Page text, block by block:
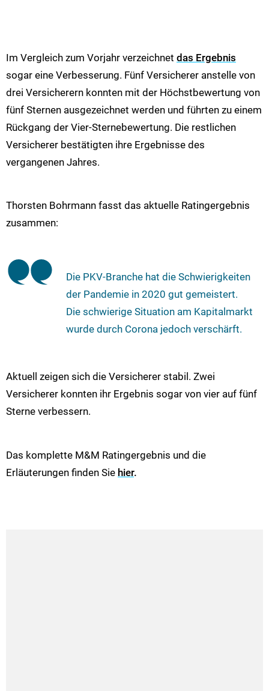
Im Vergleich zum Vorjahr verzeichnet das Ergebnis
sogar eine Verbesserung. Fünf Versicherer anstelle von
drei Versicherern konnten mit der Höchstbewertung von
fünf Sternen ausgezeichnet werden und führten zu einem
Rückgang der Vier-Sternebewertung. Die restlichen
Versicherer bestätigten ihre Ergebnisse des
vergangenen Jahres.
Thorsten Bohrmann fasst das aktuelle Ratingergebnis
zusammen:
Die PKV-Branche hat die Schwierigkeiten
der Pandemie in 2020 gut gemeistert.
Die schwierige Situation am Kapitalmarkt
wurde durch Corona jedoch verschärft.
Aktuell zeigen sich die Versicherer stabil. Zwei
Versicherer konnten ihr Ergebnis sogar von vier auf fünf
Sterne verbessern.
Das komplette M&M Ratingergebnis und die
Erläuterungen finden Sie hier.